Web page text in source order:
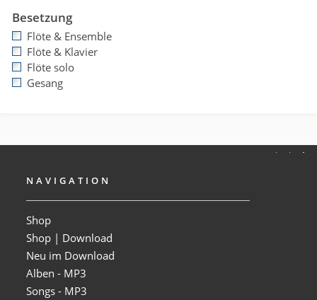
Besetzung
Flöte & Ensemble
Flöte & Klavier
Flöte solo
Gesang
NAVIGATION
Shop
Shop | Download
Neu im Download
Alben - MP3
Songs - MP3